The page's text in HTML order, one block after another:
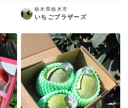
栃木県栃木市
いちごブラザーズ